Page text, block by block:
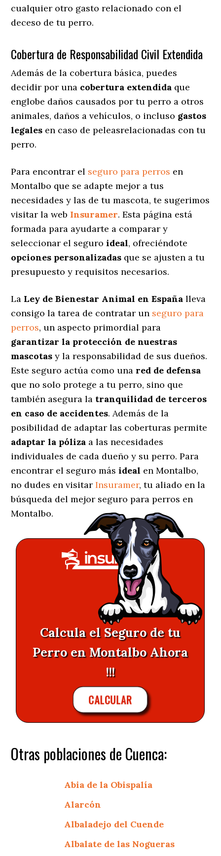
cualquier otro gasto relacionado con el
deceso de tu perro.
Cobertura de Responsabilidad Civil Extendida
Además de la cobertura básica, puedes
decidir por una cobertura extendida que
englobe daños causados por tu perro a otros
animales, daños a vehículos, o incluso gastos
legales en caso de peleasrelacionadas con tu
perro.
Para encontrar el seguro para perros en
Montalbo que se adapte mejor a tus
necesidades y las de tu mascota, te sugerimos
visitar la web Insuramer. Esta página está
formada para ayudarte a comparar y
seleccionar el seguroideal, ofreciéndote
opciones personalizadas que se ajusten a tu
presupuesto y requisitos necesarios.
La Ley de Bienestar Animal en España lleva
consigo la tarea de contratar un seguro para
perros, un aspecto primordial para
garantizar la protección de nuestras
mascotas y la responsabilidad de sus dueños.
Este seguro actúa como una red de defensa
que no solo protege a tu perro, sino que
también asegura la tranquilidad de terceros
en caso de accidentes. Además de la
posibilidad de adaptar las coberturas permite
adaptar la póliza a las necesidades
individuales de cada dueño y su perro. Para
encontrar el seguro másideal en Montalbo,
no dudes en visitarInsuramer, tu aliado en la
búsqueda del mejor seguro para perros en
Montalbo.
Calcula el Seguro de tu
Perro en Montalbo Ahora
!!!
CALCULAR
Otras poblaciones de Cuenca:
Abia de la Obispalía
Alarcón
Albaladejo del Cuende
Albalate de las Nogueras